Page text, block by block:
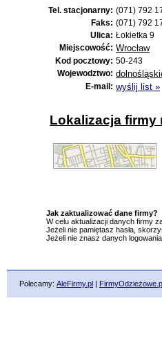
Tel. stacjonarny: (071) 792
Faks: (071) 792
Ulica: Łokietka 9
Miejscowość: Wrocław
Kod pocztowy: 50-243
Wojewodztwo:
E-mail: wyślij list »
Lokalizacja firmy
Jak zaktualizować dane firmy?
W celu aktualizacji danych firmy
Jeżeli nie pamiętasz hasła,
Jeżeli nie znasz danych
Polecamy: AleFirmy.pl |